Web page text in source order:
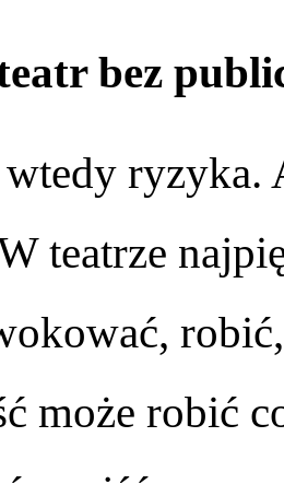
bez
ryzyka.
teatrze
może robić